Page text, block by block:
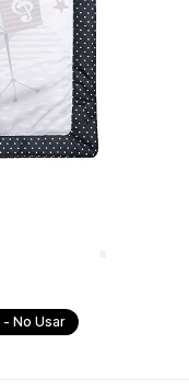
- No Usar